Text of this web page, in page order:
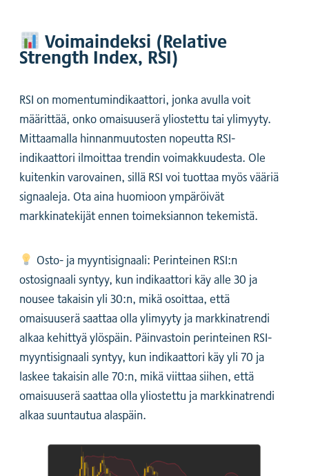
Voimaindeksi (Relative
Strength Index, RSI)
RSI on momentumindikaattori, jonka avulla voit
määrittää, onko omaisuuserä yliostettu tai ylimyyty.
Mittaamalla hinnanmuutosten nopeutta RSI-
indikaattori ilmoittaa trendin voimakkuudesta. Ole
kuitenkin varovainen, sillä RSI voi tuottaa myös vääriä
signaaleja. Ota aina huomioon ympäröivät
markkinatekijät ennen toimeksiannon tekemistä.
Osto- ja myyntisignaali: Perinteinen RSI:n
ostosignaali syntyy, kun indikaattori käy alle 30 ja
nousee takaisin yli 30:n, mikä osoittaa, että
omaisuuserä saattaa olla ylimyyty ja markkinatrendi
alkaa kehittyä ylöspäin. Päinvastoin perinteinen RSI-
myyntisignaali syntyy, kun indikaattori käy yli 70 ja
laskee takaisin alle 70:n, mikä viittaa siihen, että
omaisuuserä saattaa olla yliostettu ja markkinatrendi
alkaa suuntautua alaspäin.